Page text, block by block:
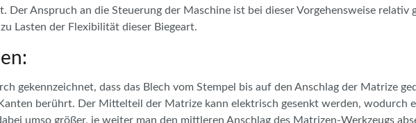
Der Anspruch an die Steuerung der Maschine ist bei dieser Vorgehensweise
Lasten der Flexibilität dieser Biegeart.
gekennzeichnet, dass das Blech vom Stempel bis auf den Anschlag der Matrize
berührt. Der Mittelteil der Matrize kann elektrisch gesenkt werden, wodurch
umso größer, je weiter man den mittleren Anschlag des Matrizen-Werkzeugs